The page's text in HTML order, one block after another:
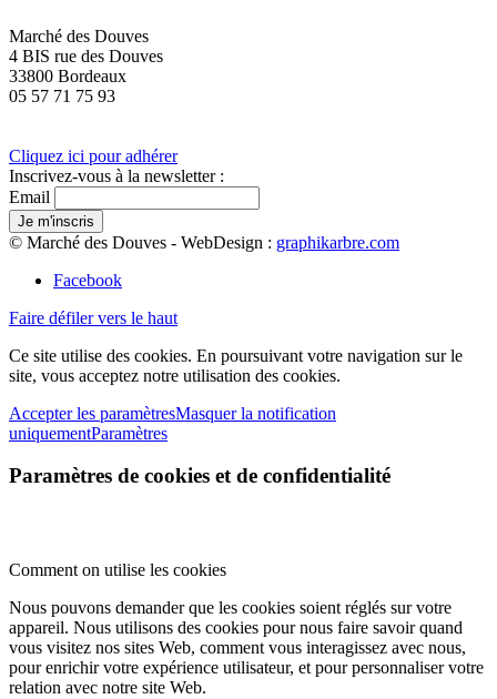
Marché des Douves
4 BIS rue des Douves
33800 Bordeaux
05 57 71 75 93
Cliquez ici pour adhérer
Inscrivez-vous à la newsletter :
Email
© Marché des Douves - WebDesign : graphikarbre.com
Facebook
Faire défiler vers le haut
Ce site utilise des cookies. En poursuivant votre navigation sur le
site, vous acceptez notre utilisation des cookies.
Accepter les paramètresMasquer la notification
uniquementParamètres
Paramètres de cookies et de confidentialité
Comment on utilise les cookies
Nous pouvons demander que les cookies soient réglés sur votre
appareil. Nous utilisons des cookies pour nous faire savoir quand
vous visitez nos sites Web, comment vous interagissez avec nous,
pour enrichir votre expérience utilisateur, et pour personnaliser votre
relation avec notre site Web.